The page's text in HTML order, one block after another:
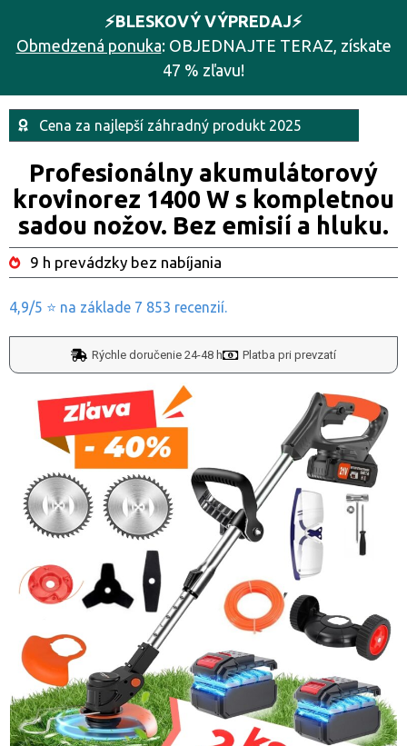
⚡️BLESKOVÝ VÝPREDAJ⚡️
Obmedzená ponuka: OBJEDNAJTE TERAZ, získate
47 % zľavu!
Cena za najlepší záhradný produkt 2025
Profesionálny akumulátorový
krovinorez 1400 W s kompletnou
sadou nožov. Bez emisií a hluku.
9 h prevádzky bez nabíjania
4,9/5 ⭐ na základe 7 853 recenzií.
Rýchle doručenie 24-48 h Platba pri prevzatí